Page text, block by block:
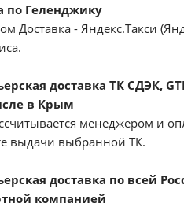
по Геленджику
Доставка - Яндекс.Такси
доставка ТК СДЭК,
в Крым
менеджером и
выдачи выбранной ТК.
доставка по всей
компанией